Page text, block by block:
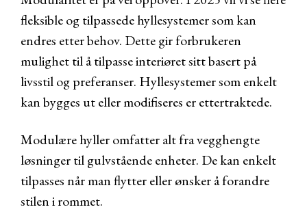
fleksible og tilpassede hyllesystemer som kan
endres etter behov. Dette gir forbrukeren
mulighet til å tilpasse interiøret sitt basert på
livsstil og preferanser. Hyllesystemer som enkelt
kan bygges ut eller modifiseres er ettertraktede.
Modulære hyller omfatter alt fra vegghengte
løsninger til gulvstående enheter. De kan enkelt
tilpasses når man flytter eller ønsker å forandre
stilen i rommet.